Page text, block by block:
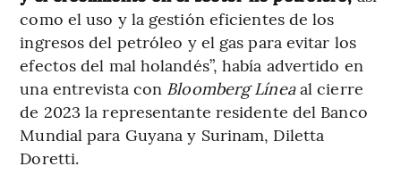
como el uso y la gestión eficientes de los
ingresos del petróleo y el gas para evitar los
efectos del mal holandés”, había advertido en
una entrevista con Bloomberg Líneaal cierre
de 2023 la representante residente del Banco
Mundial para Guyana y Surinam, Diletta
Doretti.